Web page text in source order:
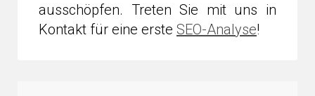
ausschöpfen. Treten Sie mit uns in
Kontakt für eine erste SEO-Analyse!